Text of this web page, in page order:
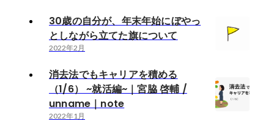
30歳の自分が、年末年始にぼやっ
としながら立てた旗について
2022年2月
消去法でもキャリアを積める
（1/6） ~就活編~｜宮脇 啓輔 /
unname｜note
2022年1月